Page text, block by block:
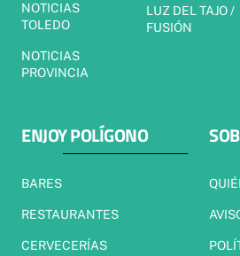
NOTICIAS
TOLEDO
NOTICIAS
PROVINCIA
LUZ DEL TAJO /
FUSIÓN
ENJOY POLÍGONO
BARES
RESTAURANTES
CERVECERÍAS